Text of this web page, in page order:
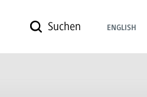
Suchen ENGLISH